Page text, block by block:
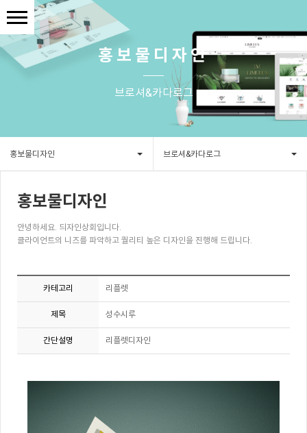
홍보물디자인
브로셔&카다로그
홍보물디자인 브로셔&카다로그
홍보물디자인
안녕하세요. 듸자인상회입니다.
클라이언트의 니즈를 파악하고 퀄리티 높은 디자인을 진행해 드립니다.
카테고리 리플렛
제목 성수시루
간단설명 리플렛디자인